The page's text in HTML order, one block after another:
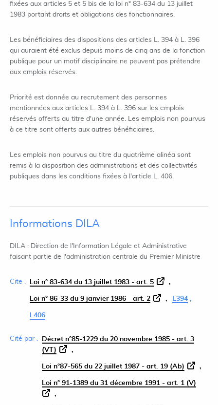
fixées aux articles 5 et 5 bis de la loi n° 83-634 du 13 juillet
1983 portant droits et obligations des fonctionnaires.
Les bénéficiaires des dispositions des articles L. 394 à L. 396
qui auraient été exclus depuis moins de cinq ans de la fonction
publique pour un motif disciplinaire ne peuvent pas prétendre
aux emplois réservés.
Priorité est donnée au recrutement des personnes
mentionnées aux articles L. 394 à L. 396 sur les emplois
réservés offerts au titre d'une année. Les emplois non pourvus
à ce titre sont offerts aux autres bénéficiaires.
Les emplois non pourvus au titre du quatrième alinéa sont
remis à la disposition des administrations et des collectivités
publiques dans les conditions fixées à l'article L. 406.
Informations DILA
DILA : Direction de l'Information Légale et Administrative
faisant partie de l'administration centrale du Premier Ministre
Cite : Loi n° 83-634 du 13 juillet 1983 - art. 5
Loi n° 86-33 du 9 janvier 1986 - art. 2 L394
L406
Cité par :
Décret n°85-1229 du 20 novembre 1985 - art. 3
(VT)
Loi n°87-565 du 22 juillet 1987 - art. 19 (Ab)
Loi n° 91-1389 du 31 décembre 1991 - art. 1 (V)